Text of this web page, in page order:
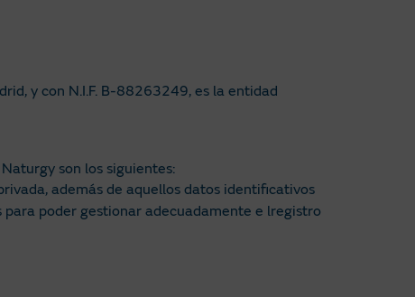
y con N.I.F. B-88263249, es la entidad
son los siguientes:
además de aquellos datos identificativos
poder gestionar adecuadamente e lregistro